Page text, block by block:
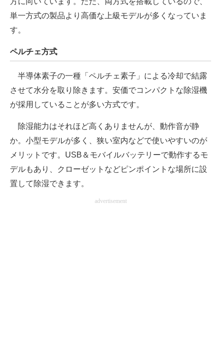
単一方式の製品より高価な上級モデルが多くなっていま
す。
ペルチェ方式
半導体素子の一種「ペルチェ素子」による冷却で結露
させて水分を取り除きます。安価でコンパクトな除湿機
が採用していることが多い方式です。
除湿能力はそれほど高くありませんが、動作音が静
か。小型モデルが多く、狭い室内などで使いやすいのが
メリットです。USB＆モバイルバッテリーで動作するモ
デルもあり、クローゼットなどピンポイントな場所に設
置して除湿できます。
advertisement